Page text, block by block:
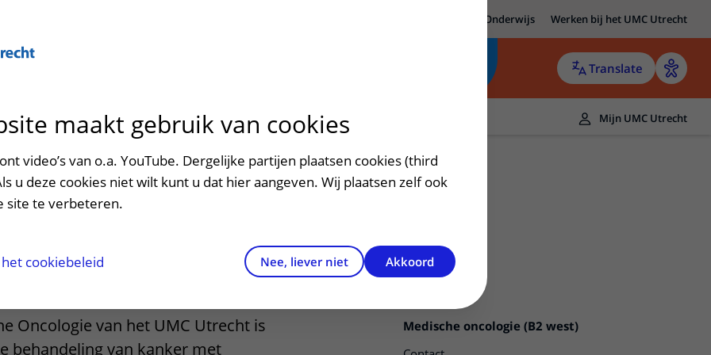
Onderwijs Werken bij het UMC Utrecht
Translate
patiëntportaal
het ziekenhuis
en voorzieningen
en veiligheid
Contact en route
Contactgegevens
Contact met polikliniek
Verwijzers
Teleconsult aanvragen
Zorgverlenersportaal
Mijn UMC Utrecht
oncologie (B2
Medische oncologie (B2 west)
Oncologie van het UMC Utrecht is
behandeling van kanker met
maakt gebruik van cookies
video’s van o.a. YouTube. Dergelijke partijen plaatsen cookies (third
u deze cookies niet wilt kunt u dat hier aangeven. Wij plaatsen zelf ook
site te verbeteren.
cookiebeleid Nee, liever niet Akkoord